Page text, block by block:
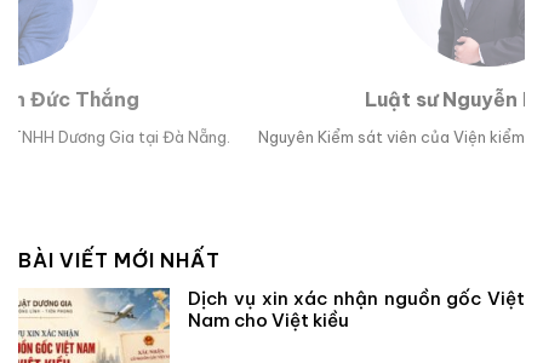
Luật sư Nguyễn Hoài Bão
Nguyên Kiểm sát viên của Viện kiểm sát nhân dân TP Đà Nẵng.
BÀI VIẾT MỚI NHẤT
Dịch vụ xin xác nhận nguồn gốc Việt
Nam cho Việt kiều